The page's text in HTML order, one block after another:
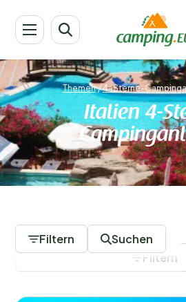
Themen/4-Sterne-
Italien 4-
Filtern Suchen
Filtern